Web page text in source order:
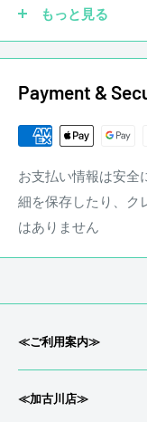
ん純正品がなくても
取させていただきま
☑ 傷あり
stereon music LINE
もっと見る
Payment &
お支払い情報は安全
細を保存したり、ク
はありません
≪ご利用案内≫
会社概要/特定商取引
返品/返金について
≪加古川店≫